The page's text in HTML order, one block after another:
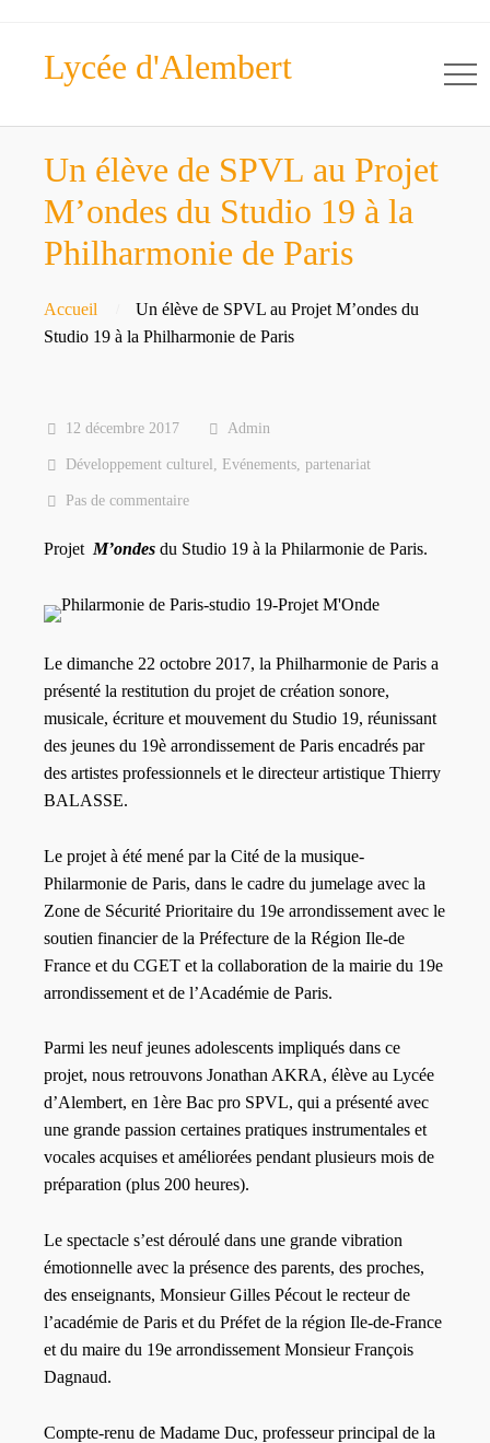
Lycée d'Alembert
Un élève de SPVL au Projet
M’ondes du Studio 19 à la
Philharmonie de Paris
Accueil
Un élève de SPVL au Projet M’ondes du
Studio 19 à la Philharmonie de Paris
12 décembre 2017 Admin
Développement culturel Evénements partenariat
Pas de commentaire
Projet M’ondes du Studio 19 à la Philarmonie de Paris.
Le dimanche 22 octobre 2017, la Philharmonie de Paris a
présenté la restitution du projet de création sonore,
musicale, écriture et mouvement du Studio 19, réunissant
des jeunes du 19è arrondissement de Paris encadrés par
des artistes professionnels et le directeur artistique Thierry
BALASSE.
Le projet à été mené par la Cité de la musique-
Philarmonie de Paris, dans le cadre du jumelage avec la
Zone de Sécurité Prioritaire du 19e arrondissement avec le
soutien financier de la Préfecture de la Région Ile-de
France et du CGET et la collaboration de la mairie du 19e
arrondissement et de l’Académie de Paris.
Parmi les neuf jeunes adolescents impliqués dans ce
projet, nous retrouvons Jonathan AKRA, élève au Lycée
d’Alembert, en 1ère Bac pro SPVL, qui a présenté avec
une grande passion certaines pratiques instrumentales et
vocales acquises et améliorées pendant plusieurs mois de
préparation (plus 200 heures).
Le spectacle s’est déroulé dans une grande vibration
émotionnelle avec la présence des parents, des proches,
des enseignants, Monsieur Gilles Pécout le recteur de
l’académie de Paris et du Préfet de la région Ile-de-France
et du maire du 19e arrondissement Monsieur François
Dagnaud.
Compte-renu de Madame Duc, professeur principal de la